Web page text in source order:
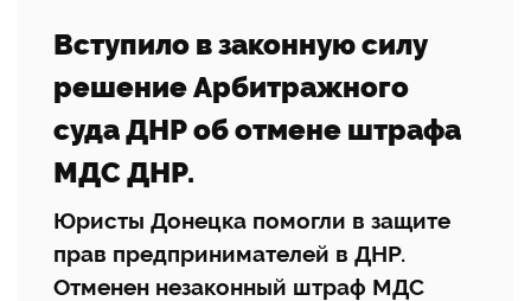
Вступило в законную силу
решение Арбитражного
суда ДНР об отмене штрафа
МДС ДНР.
Юристы Донецка помогли в защите
прав предпринимателей в ДНР.
Отменен незаконный штраф МДС